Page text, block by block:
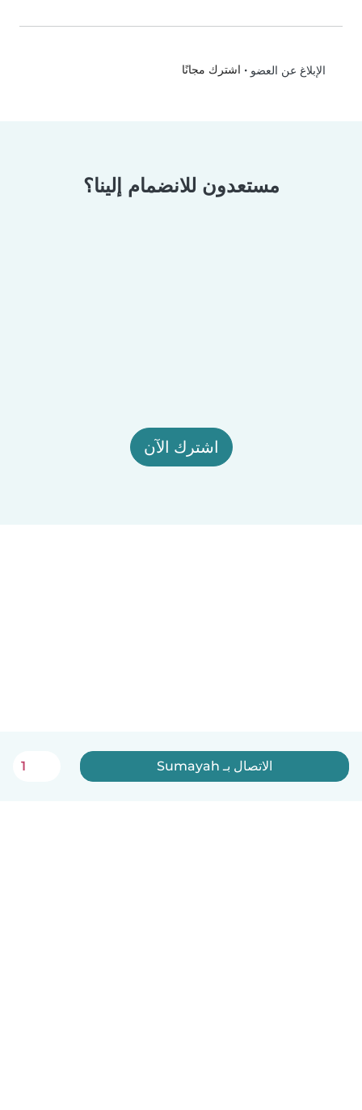
الإبلاغ عن العضو • اشترك مجانًا
مستعدون للانضمام إلينا؟
اشترك الآن
الاتصال بـ Sumayah 1